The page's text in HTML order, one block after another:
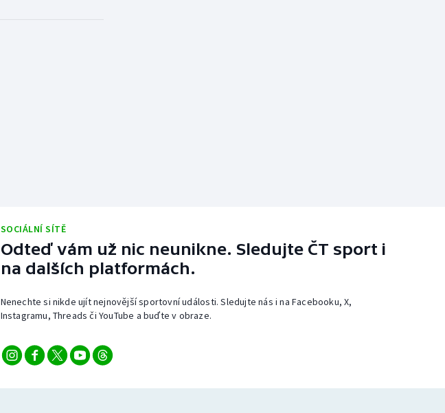
SOCIÁLNÍ SÍTĚ
Odteď vám už nic neunikne. Sledujte ČT sport i
na dalších platformách.
Nenechte si nikde ujít nejnovější sportovní události. Sledujte nás i na Facebooku, X,
Instagramu, Threads či YouTube a buďte v obraze.